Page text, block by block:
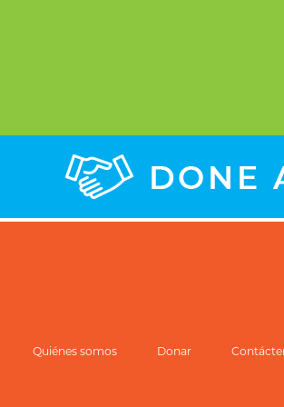
Quiénes somos Donar